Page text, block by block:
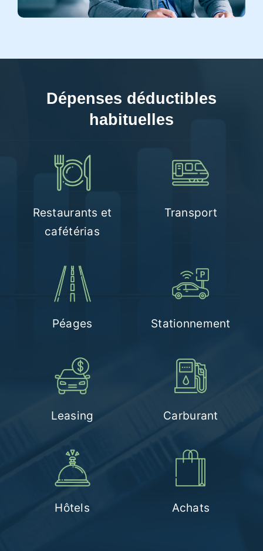
Dépenses déductibles
habituelles
Restaurants et
cafétérias
Transport
Péages Stationnement
Leasing Carburant
Hôtels Achats